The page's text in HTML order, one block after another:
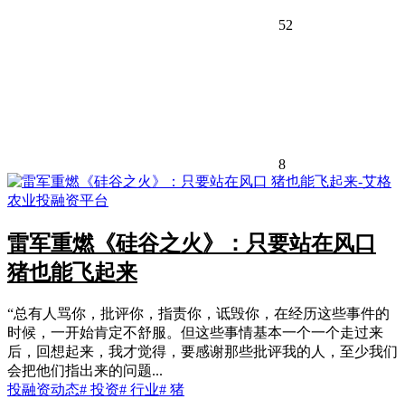
52
8
雷军重燃《硅谷之火》：只要站在风口
猪也能飞起来
“总有人骂你，批评你，指责你，诋毁你，在经历这些事件的
时候，一开始肯定不舒服。但这些事情基本一个一个走过来
后，回想起来，我才觉得，要感谢那些批评我的人，至少我们
会把他们指出来的问题...
投融资动态# 投资# 行业# 猪